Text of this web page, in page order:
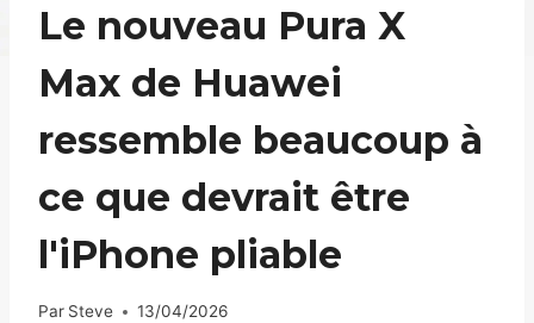
Le nouveau Pura X
Max de Huawei
ressemble beaucoup à
ce que devrait être
l'iPhone pliable
Par Steve 13/04/2026